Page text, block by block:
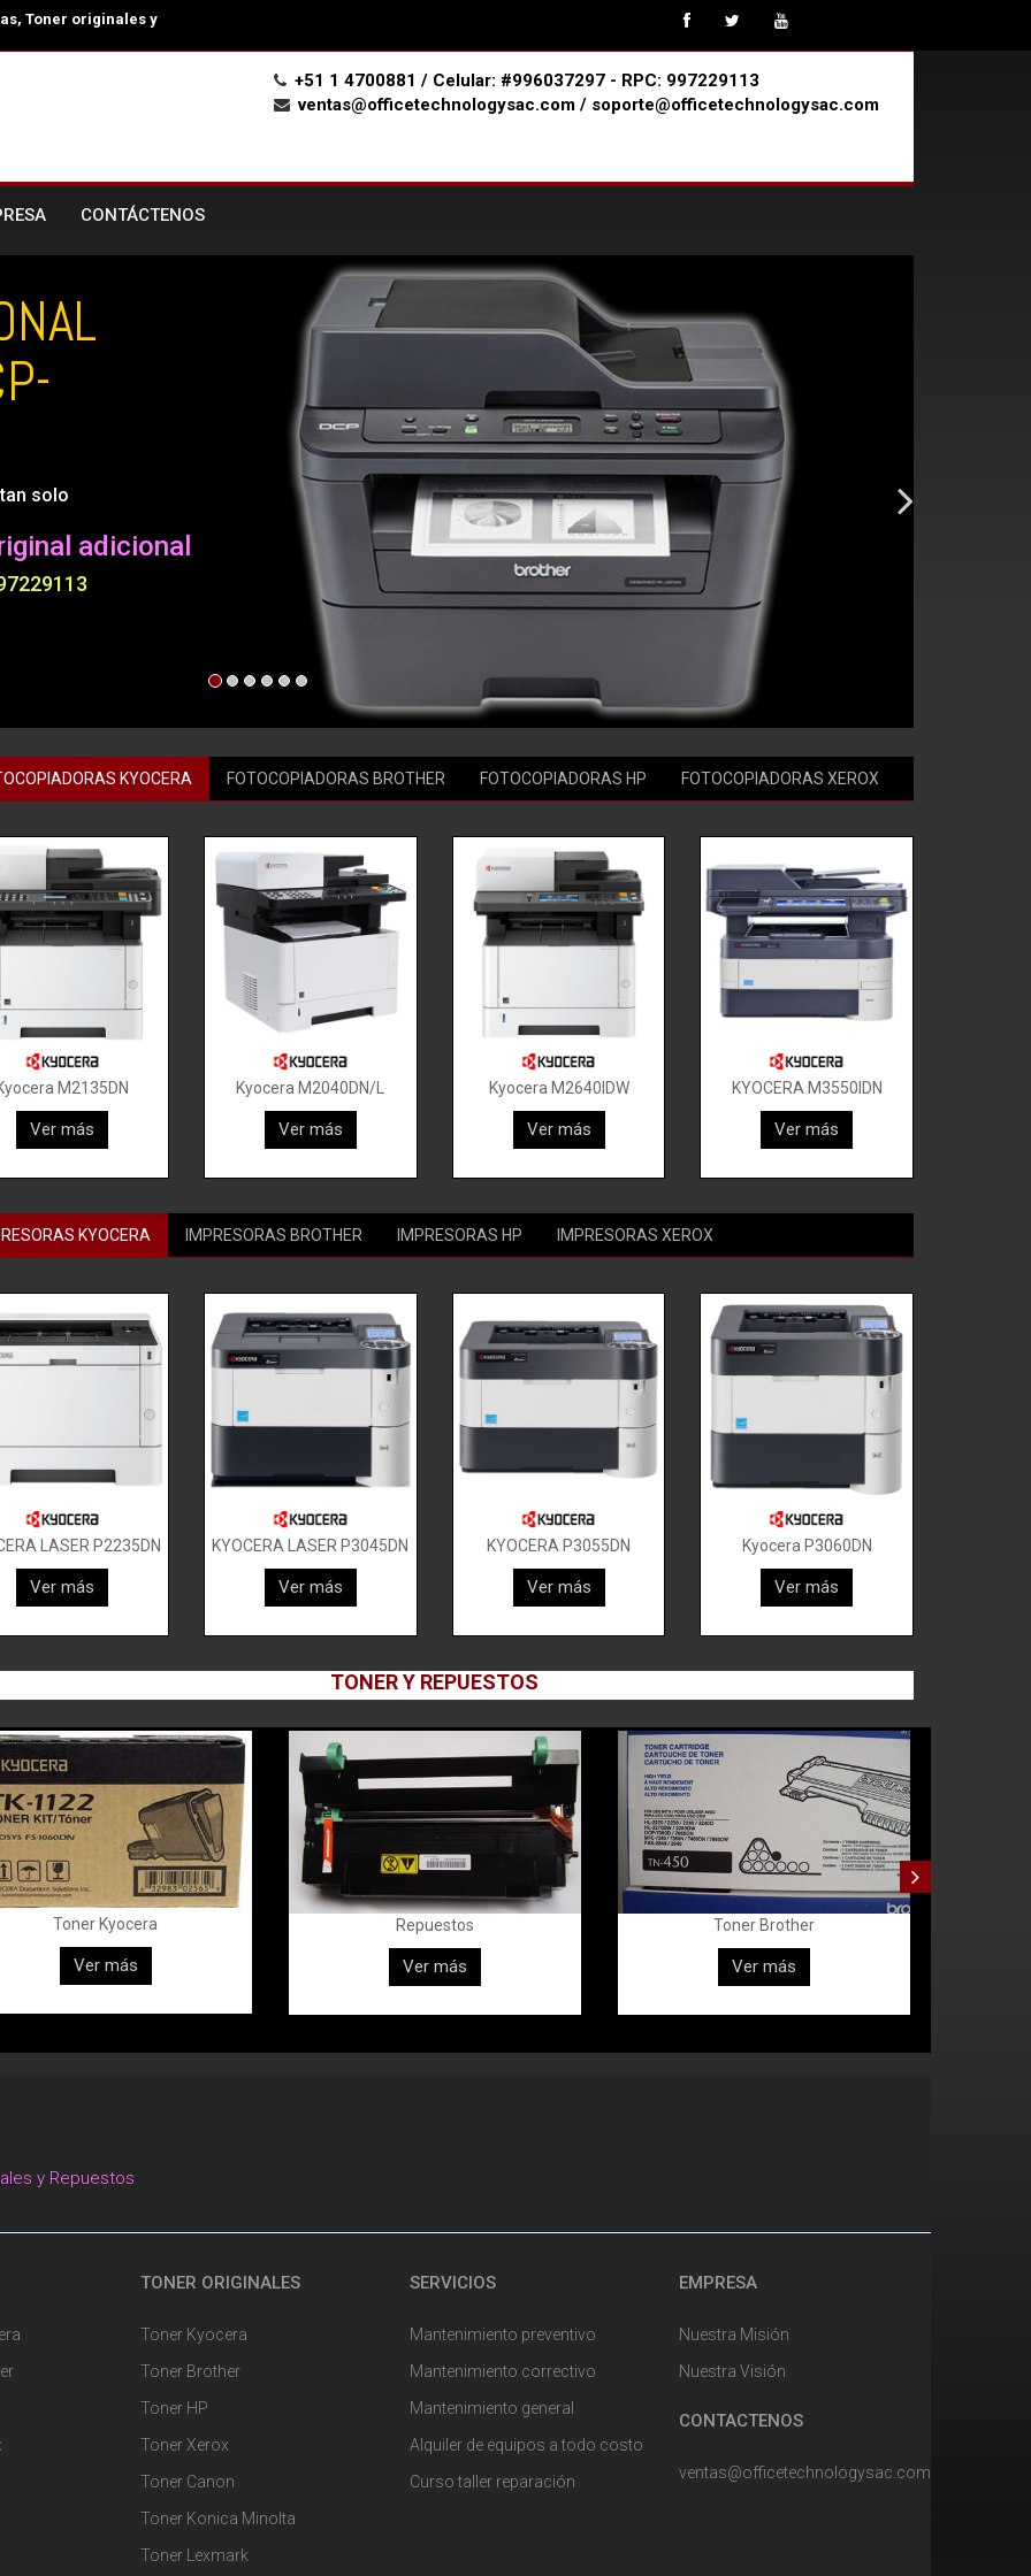
Toner originales y
+51 1 4700881 / Celular: #996037297 - RPC: 997229113
ventas@officetechnologysac.com / soporte@officetechnologysac.com
CONTÁCTENOS
solo
adicional
KYOCERA FOTOCOPIADORAS BROTHER FOTOCOPIADORAS HP FOTOCOPIADORAS XEROX
M2135DN
Ver más
Kyocera M2040DN/L
Ver más
Kyocera M2640IDW
Ver más
KYOCERA M3550IDN
Ver más
KYOCERA IMPRESORAS BROTHER IMPRESORAS HP IMPRESORAS XEROX
LASER P2235DN
Ver más
KYOCERA LASER P3045DN
Ver más
KYOCERA P3055DN
Ver más
Kyocera P3060DN
Ver más
TONER Y REPUESTOS
Toner Kyocera
Ver más
Repuestos
Ver más
Toner Brother
Ver más
y Repuestos
TONER ORIGINALES
Toner Kyocera
Toner Brother
Toner HP
Toner Xerox
Toner Canon
Toner Konica Minolta
Toner Lexmark
SERVICIOS
Mantenimiento preventivo
Mantenimiento correctivo
Mantenimiento general
Alquiler de equipos a todo costo
Curso taller reparación
EMPRESA
Nuestra Misión
Nuestra Visión
CONTACTENOS
ventas@officetechnologysac.com